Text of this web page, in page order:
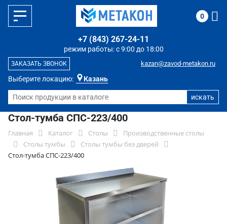
Выберите локацию: Казань
режим работы: с 9:00 до 18:00
+7 (843) 267-24-11
kazan@zavod-metakon.ru
ЗАКАЗАТЬ ЗВОНОК
0
Стол-тумба СПС-223/400
Главная Каталог Столы
Производственные столы
Столы тумбы
Столы тумбы без дверей
Стол-тумба СПС-223/400